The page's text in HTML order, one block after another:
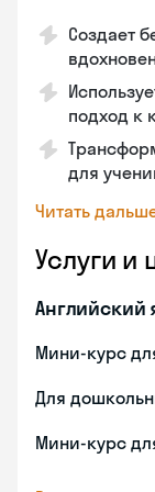
Создает
подход к
для
Читать
Услуги и
Английский
Мини-курс
Для
Мини-курс